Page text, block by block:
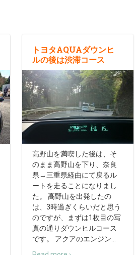
トヨタAQUAダウンヒ
ルの後は渋滞コース
高野山を満喫した後は、そ
のまま高野山を下り、奈良
県→三重県経由にて戻るル
ートを走ることになりまし
た。 高野山を出発したの
は、3時過ぎくらいだと思う
のですが、まずは1枚目の写
真の通りダウンヒルコース
です。 アクアのエンジン